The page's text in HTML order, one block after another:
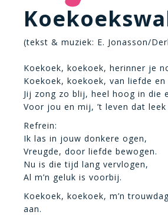
(tekst & muziek: E. Jonasson/
Koekoek, koekoek, herinner je
Koekoek, koekoek, van liefde en
Jij zong zo blij, heel hoog in die
Voor jou en mij, ’t leven dat
Refrein:
Ik las in jouw donkere ogen,
Vreugde, door liefde bewogen.
Nu is die tijd lang vervlogen,
Al m’n geluk is voorbij.
Koekoek, koekoek, m’n
aan.